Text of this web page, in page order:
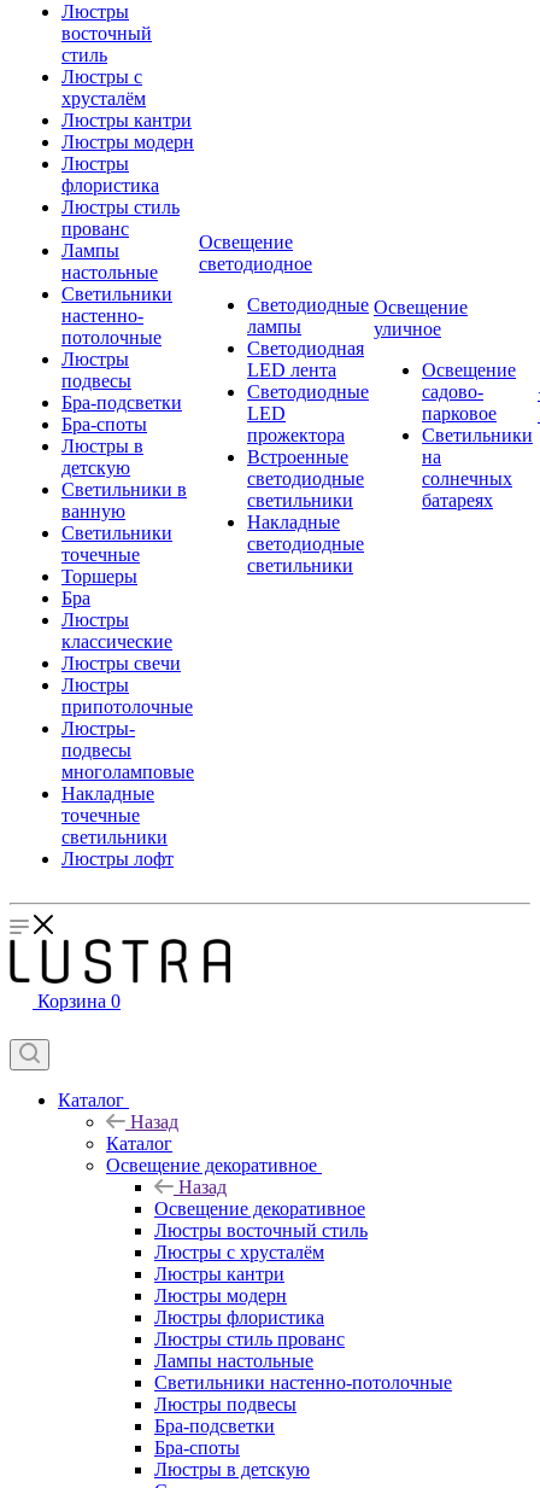
Люстры
восточный
стиль
Люстры с
хрусталём
Люстры кантри
Люстры модерн
Люстры
флористика
Люстры стиль
прованс
Лампы
настольные
Светильники
настенно-
потолочные
Люстры
подвесы
Бра-подсветки
Бра-споты
Люстры в
детскую
Светильники в
ванную
Светильники
точечные
Торшеры
Бра
Люстры
классические
Люстры свечи
Люстры
припотолочные
Люстры-
подвесы
многоламповые
Накладные
точечные
светильники
Люстры лофт
Освещение
светодиодное
Светодиодные
лампы
Светодиодная
LED лента
Светодиодные
LED
прожектора
Встроенные
светодиодные
светильники
Накладные
светодиодные
светильники
Освещение
уличное
Освещение
садово-
парковое
Светильники
на
солнечных
батареях
Корзина 0
Каталог
Назад
Каталог
Освещение декоративное
Назад
Освещение декоративное
Люстры восточный стиль
Люстры с хрусталём
Люстры кантри
Люстры модерн
Люстры флористика
Люстры стиль прованс
Лампы настольные
Светильники настенно-потолочные
Люстры подвесы
Бра-подсветки
Бра-споты
Люстры в детскую